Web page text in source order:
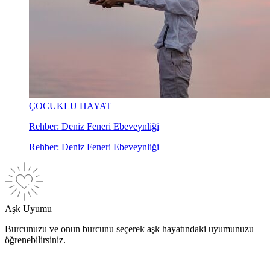
ÇOCUKLU HAYAT
Rehber: Deniz Feneri Ebeveynliği
Rehber: Deniz Feneri Ebeveynliği
Aşk Uyumu
Burcunuzu ve onun burcunu seçerek aşk hayatındaki uyumunuzu
öğrenebilirsiniz.